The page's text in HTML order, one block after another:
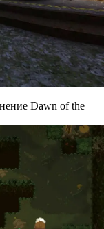
Dawn of the